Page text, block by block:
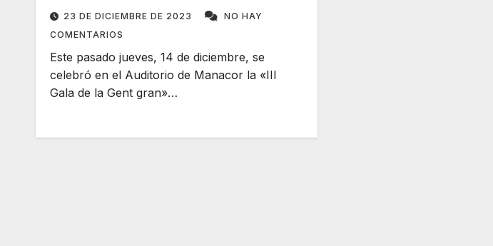
23 DE DICIEMBRE DE 2023
NO HAY
COMENTARIOS
Este pasado jueves, 14 de diciembre, se
celebró en el Auditorio de Manacor la «III
Gala de la Gent gran»…